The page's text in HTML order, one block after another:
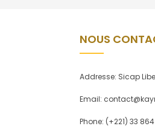
NOUS
Addresse: Sicap
Email:
Phone: (+221) 33 864